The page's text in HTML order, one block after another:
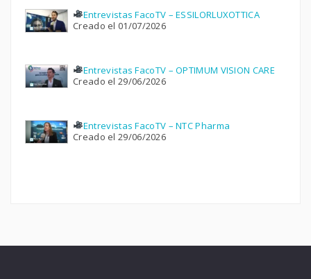
Entrevistas FacoTV – ESSILORLUXOTTICA
Creado el 01/07/2026
Entrevistas FacoTV – OPTIMUM VISION CARE
Creado el 29/06/2026
Entrevistas FacoTV – NTC Pharma
Creado el 29/06/2026